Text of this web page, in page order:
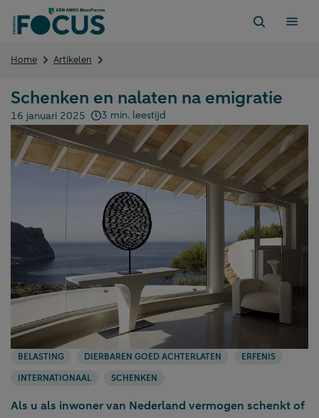
naar
Home Artikelen
na
emigratie
Schenken en nalaten na emigratie
Gepubliceerd op:
16 januari 2025 3 min. leestijd
BELASTING DIERBAREN GOED ACHTERLATEN
ERFENIS
INTERNATIONAAL
SCHENKEN
Als u als inwoner van Nederland vermogen schenkt of